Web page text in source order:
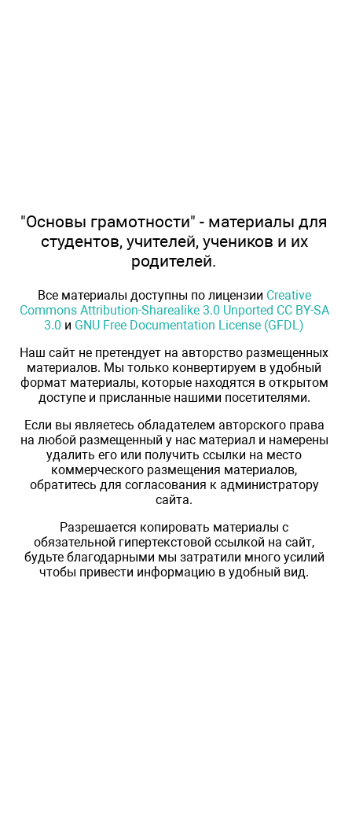
"Основы грамотности" - материалы для
студентов, учителей, учеников и их
родителей.
Все материалы доступны по лицензии Creative
Commons Attribution-Sharealike 3.0 Unported CC BY-SA
3.0 и GNU Free Documentation License (GFDL)
Наш сайт не претендует на авторство размещенных
материалов. Мы только конвертируем в удобный
формат материалы, которые находятся в открытом
доступе и присланные нашими посетителями.
Если вы являетесь обладателем авторского права
на любой размещенный у нас материал и намерены
удалить его или получить ссылки на место
коммерческого размещения материалов,
обратитесь для согласования к администратору
сайта.
Разрешается копировать материалы с
обязательной гипертекстовой ссылкой на сайт,
будьте благодарными мы затратили много усилий
чтобы привести информацию в удобный вид.